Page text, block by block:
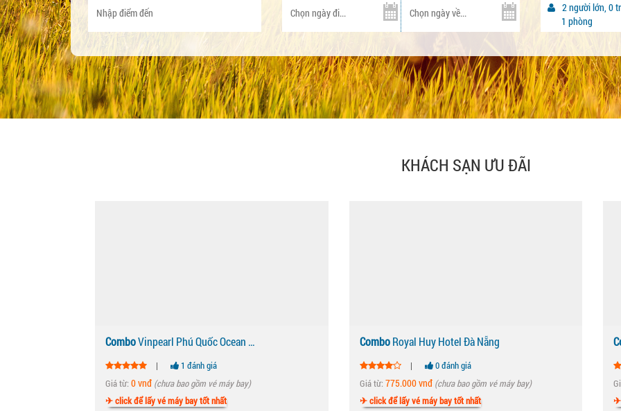
2người lớn, 0
1 phòng
KHÁCH SẠN ƯU ĐÃI
ComboVinpearl Phú Quốc Ocean Resort & Villas
|
1 đánh giá
Giá từ: 0 vnđ (chưa bao gồm vé máy bay)
✈ click để lấy vé máy bay tốt nhất
ComboRoyal Huy Hotel Đà Nẵng
|
0 đánh giá
Giá từ: 775.000 vnđ(chưa bao gồm vé máy bay)
✈ click để lấy vé máy bay tốt nhất
✈